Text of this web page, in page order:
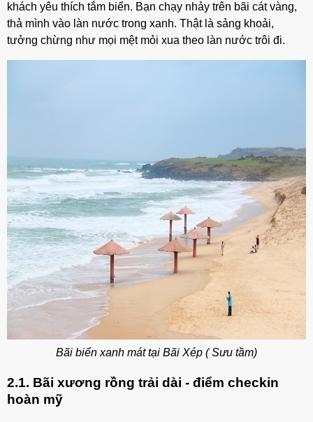
khách yêu thích tắm biển. Bạn chạy nhảy trên bãi cát vàng,
thả mình vào làn nước trong xanh. Thật là sảng khoải,
tưởng chừng như mọi mệt mỏi xua theo làn nước trôi đi.
Bãi biển xanh mát tại Bãi Xép ( Sưu tầm)
2.1. Bãi xương rồng trải dài - điểm checkin
hoàn mỹ